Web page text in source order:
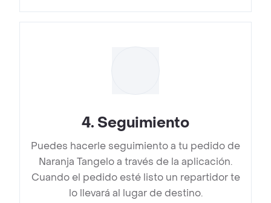
4. Seguimiento
Puedes hacerle seguimiento a tu pedido de
Naranja Tangelo a través de la aplicación.
Cuando el pedido esté listo un repartidor te
lo llevará al lugar de destino.